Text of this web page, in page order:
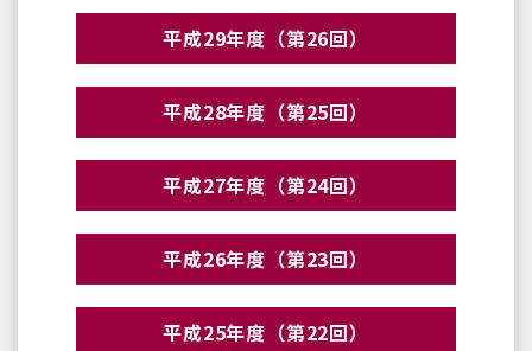
平成29年度（第26回）
平成28年度（第25回）
平成27年度（第24回）
平成26年度（第23回）
平成25年度（第22回）